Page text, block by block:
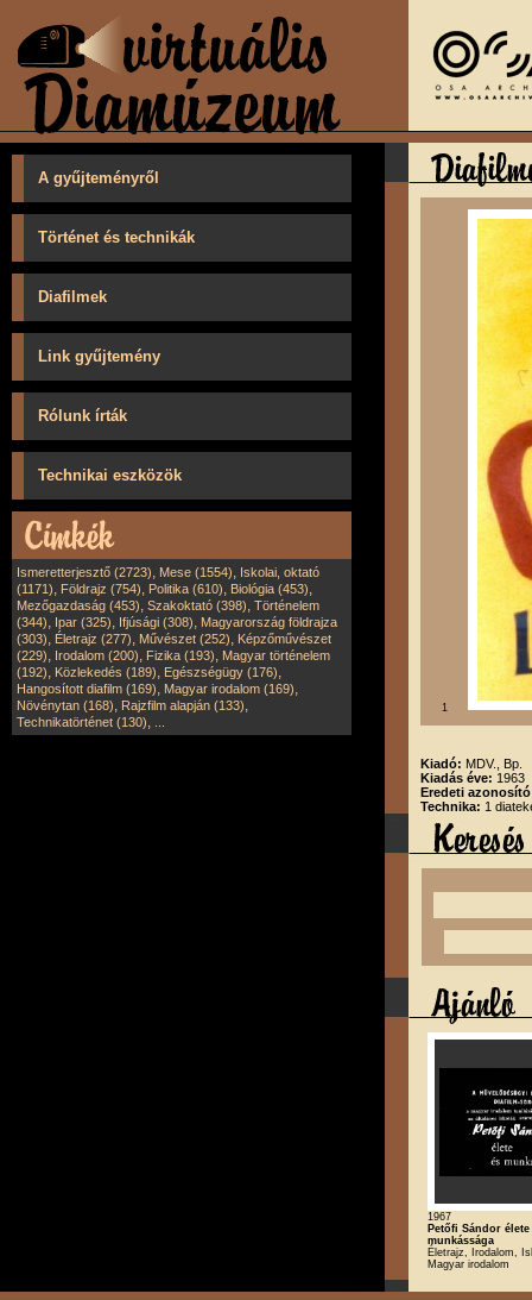
A gyűjteményről
Történet és technikák
Diafilmek
Link gyűjtemény
Rólunk írták
Technikai eszközök
Ismeretterjesztő (2723), Mese (1554), Iskolai, oktató
(1171), Földrajz (754), Politika (610), Biológia (453),
Mezőgazdaság (453), Szakoktató (398), Történelem
(344), Ipar (325), Ifjúsági (308), Magyarország földrajza
(303), Életrajz (277), Művészet (252), Képzőművészet
(229), Irodalom (200), Fizika (193), Magyar történelem
(192), Közlekedés (189), Egészségügy (176),
Hangosított diafilm (169), Magyar irodalom (169),
Növénytan (168), Rajzfilm alapján (133),
Technikatörténet (130),
1
Kiadó: MDV., Bp.
Kiadás éve: 1963
Eredeti
Technika: 1
1967
Petőfi Sándor élete
munkássága
Életrajz, Irodalom,
Magyar irodalom